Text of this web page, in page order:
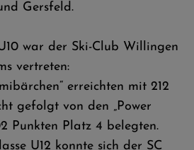
Gersfeld.
war der Ski-Club Willingen
vertreten:
erreichten mit 212
gefolgt von den „Power
Punkten Platz 4 belegten.
U12 konnte sich der SC